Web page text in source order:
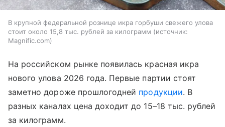
В крупной федеральной рознице икра горбуши свежего улова
стоит около 15,8 тыс. рублей за килограмм
источник:
Magnific.com
На российском рынке появилась красная икра
нового улова 2026 года. Первые партии стоят
заметно дороже прошлогодней продукции. В
разных каналах цена доходит до 15–18 тыс. рублей
за килограмм.